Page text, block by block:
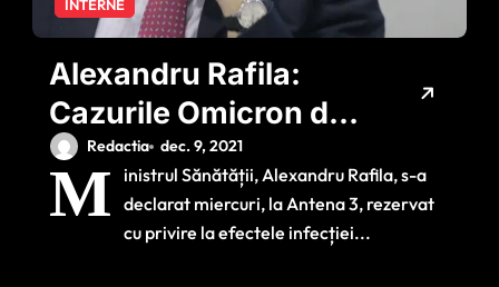
INTERNE
Alexandru Rafila:
Cazurile Omicron din
Africa nu sunt grave,
dar infecția nu a
ajuns la persoanele
Redactia dec. 9, 2021
M
inistrul Sănătății, Alexandru Rafila, s-a
declarat miercuri, la Antena 3, rezervat
cu privire la efectele infecției...